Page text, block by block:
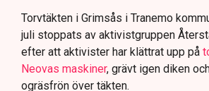
Torvtäkten i Grimsås i Tranemo
juli stoppats av aktivistgruppen
efter att aktivister har klättrat upp på
Neovas maskiner, grävt igen diken
ogräsfrön över täkten.